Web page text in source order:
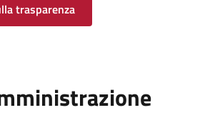
trasparenza